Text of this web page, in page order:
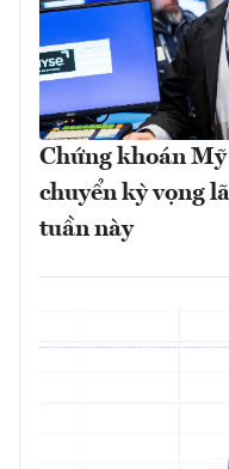
Chứng khoán
chuyển kỳ vọng
tuần này